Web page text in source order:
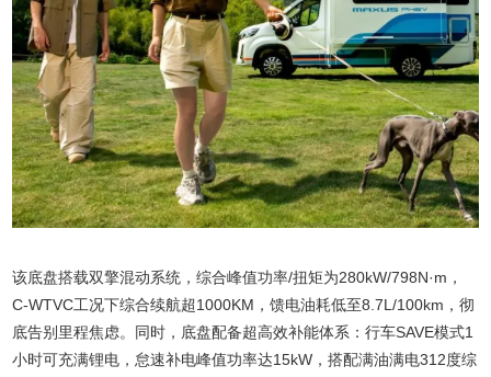
该底盘搭载双擎混动系统，综合峰值功率/扭矩为280kW/798N·m，
C-WTVC工况下综合续航超1000KM，馈电油耗低至8.7L/100km，彻
底告别里程焦虑。同时，底盘配备超高效补能体系：行车SAVE模式1
小时可充满锂电，怠速补电峰值功率达15kW，搭配满油满电312度综